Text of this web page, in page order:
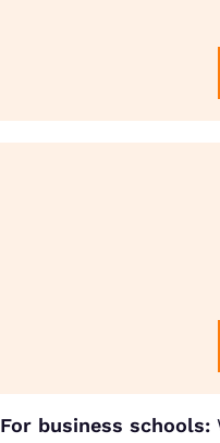
For business schools: